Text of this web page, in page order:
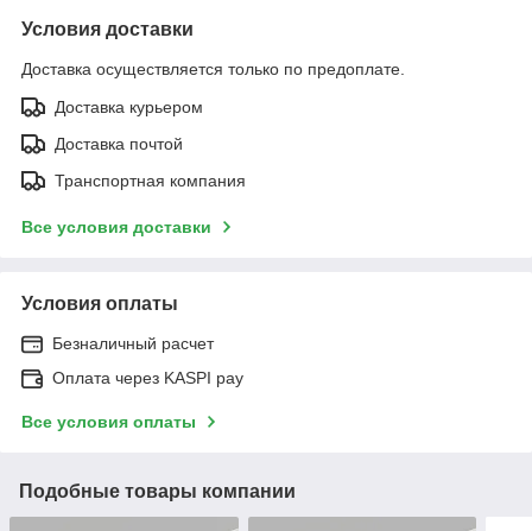
Условия доставки
Доставка осуществляется только по предоплате.
Доставка курьером
Доставка почтой
Транспортная компания
Все условия доставки
Условия оплаты
Безналичный расчет
Оплата через KASPI pay
Все условия оплаты
Подобные товары компании